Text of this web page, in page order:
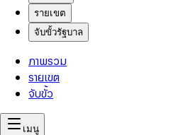
รายเขต
จับขั้วรัฐบาล
ภาพรวม
รายเขต
จับขั้ว
เมนู